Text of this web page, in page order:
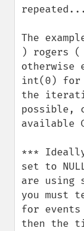
repeated...
The
) rogers (
otherwise
int(0) for
the
possible,
available
***
set to
are using
you must
for
then the